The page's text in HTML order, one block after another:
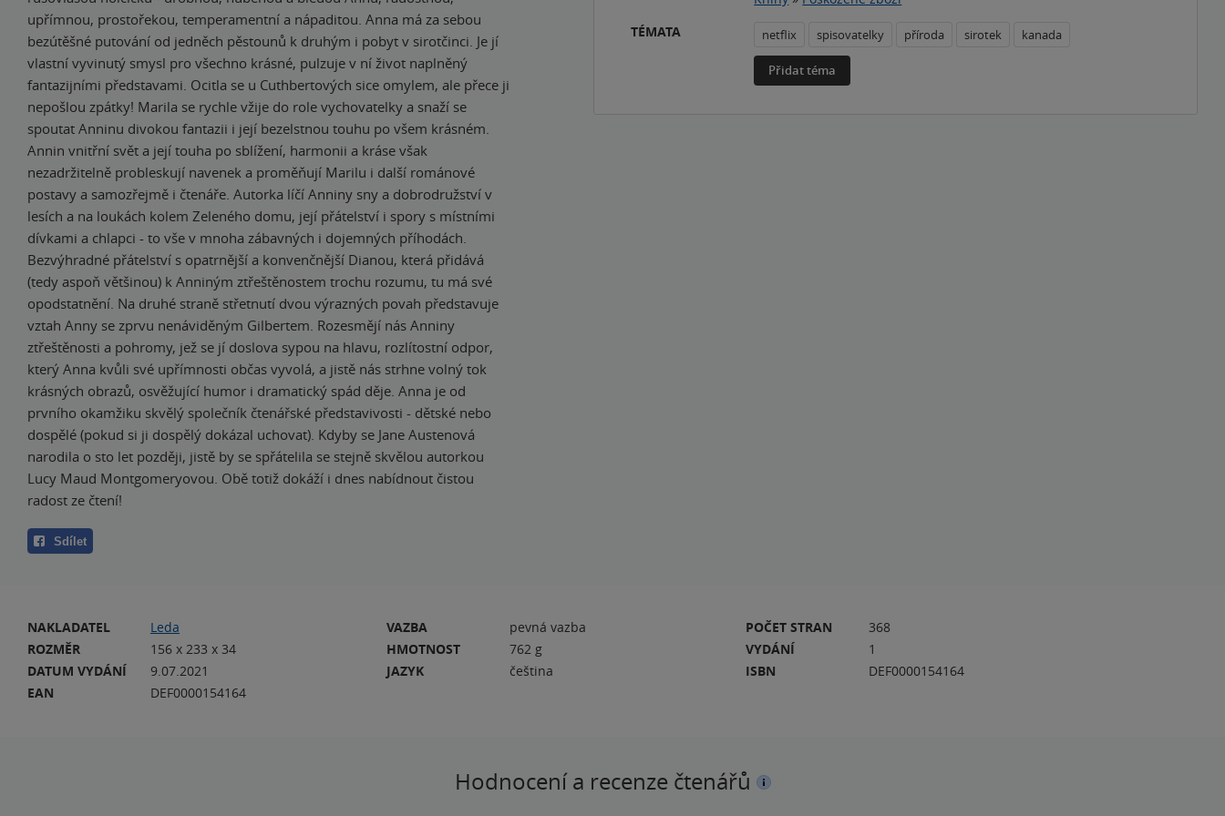
upřímnou, prostořekou, temperamentní a nápaditou. Anna má za sebou
bezútěšné putování od jedněch pěstounů k druhým i pobyt v sirotčinci. Je jí
vlastní vyvinutý smysl pro všechno krásné, pulzuje v ní život naplněný
fantazijními představami. Ocitla se u Cuthbertových sice omylem, ale přece ji
nepošlou zpátky! Marila se rychle vžije do role vychovatelky a snaží se
spoutat Anninu divokou fantazii i její bezelstnou touhu po všem krásném.
Annin vnitřní svět a její touha po sblížení, harmonii a kráse však
nezadržitelně probleskují navenek a proměňují Marilu i další románové
postavy a samozřejmě i čtenáře. Autorka líčí Anniny sny a dobrodružství v
lesích a na loukách kolem Zeleného domu, její přátelství i spory s místními
dívkami a chlapci - to vše v mnoha zábavných i dojemných příhodách.
Bezvýhradné přátelství s opatrnější a konvenčnější Dianou, která přidává
(tedy aspoň většinou) k Anniným ztřeštěnostem trochu rozumu, tu má své
opodstatnění. Na druhé straně střetnutí dvou výrazných povah představuje
vztah Anny se zprvu nenáviděným Gilbertem. Rozesmějí nás Anniny
ztřeštěnosti a pohromy, jež se jí doslova sypou na hlavu, rozlítostní odpor,
který Anna kvůli své upřímnosti občas vyvolá, a jistě nás strhne volný tok
krásných obrazů, osvěžující humor i dramatický spád děje. Anna je od
prvního okamžiku skvělý společník čtenářské představivosti - dětské nebo
dospělé (pokud si ji dospělý dokázal uchovat). Kdyby se Jane Austenová
narodila o sto let později, jistě by se spřátelila se stejně skvělou autorkou
Lucy Maud Montgomeryovou. Obě totiž dokáží i dnes nabídnout čistou
radost ze čtení!
Sdílet
TÉMATA
netflix spisovatelky příroda sirotek kanada
Přidat téma
NAKLADATEL
Leda
ROZMĚR
156 x 233 x 34
DATUM VYDÁNÍ
9.07.2021
EAN
DEF0000154164
VAZBA
pevná vazba
HMOTNOST
762 g
JAZYK
čeština
POČET STRAN
368
VYDÁNÍ
1
ISBN
DEF0000154164
Hodnocení a recenze čtenářů